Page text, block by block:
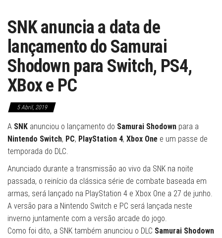
SNK anuncia a data de
lançamento do Samurai
Shodown para Switch, PS4,
XBox e PC
5 Abril, 2019
A SNK anunciou o lançamento do Samurai Shodown para a
Nintendo Switch, PC, PlayStation 4, Xbox One e um passe de
temporada do DLC.
Anunciado durante a transmissão ao vivo da SNK na noite
passada, o reinício da clássica série de combate baseada em
armas, será lançado na PlayStation 4 e Xbox One a 27 de junho.
A versão para a Nintendo Switch e PC será lançada neste
inverno juntamente com a versão arcade do jogo.
Como foi dito, a SNK também anunciou o DLC Samurai Shodown